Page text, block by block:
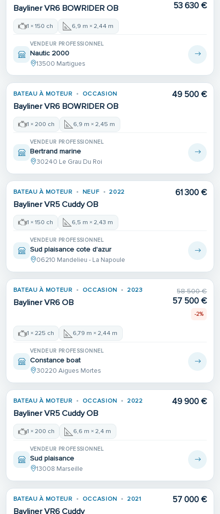
Bayliner VR6 BOWRIDER OB 53 630 €
1 × 150 ch 6,9 m × 2,44 m
VENDEUR PROFESSIONNEL
Nautic 2000
13500 Martigues
BATEAU À MOTEUR OCCASION
Bayliner VR6 BOWRIDER OB
49 500 €
1 × 200 ch 6,9 m × 2,45 m
VENDEUR PROFESSIONNEL
Bertrand marine
30240 Le Grau Du Roi
BATEAU À MOTEUR NEUF 2022
Bayliner VR5 Cuddy OB
61 300 €
1 × 150 ch 6,5 m × 2,43 m
VENDEUR PROFESSIONNEL
Sud plaisance cote d'azur
06210 Mandelieu - La Napoule
BATEAU À MOTEUR OCCASION 2023
Bayliner VR6 OB
58 500 €
57 500 €
-2%
1 × 225 ch 6,79 m × 2,44 m
VENDEUR PROFESSIONNEL
Constance boat
30220 Aigues Mortes
BATEAU À MOTEUR OCCASION 2022
Bayliner VR5 Cuddy OB
49 900 €
1 × 200 ch 6,6 m × 2,4 m
VENDEUR PROFESSIONNEL
Sud plaisance
13008 Marseille
BATEAU À MOTEUR OCCASION 2021
Bayliner VR6 Cuddy
57 000 €